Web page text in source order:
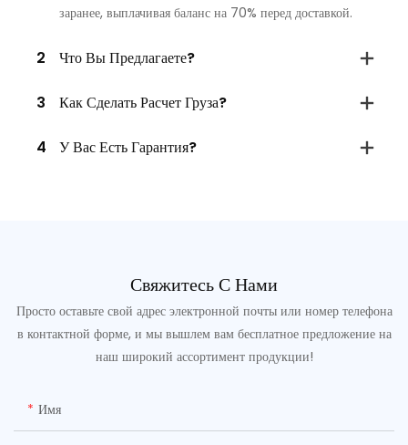
заранее, выплачивая баланс на 70% перед доставкой.
2 Что Вы Предлагаете?
3 Как Сделать Расчет Груза?
4 У Вас Есть Гарантия?
Свяжитесь С Нами
Просто оставьте свой адрес электронной почты или номер телефона
в контактной форме, и мы вышлем вам бесплатное предложение на
наш широкий ассортимент продукции!
Имя